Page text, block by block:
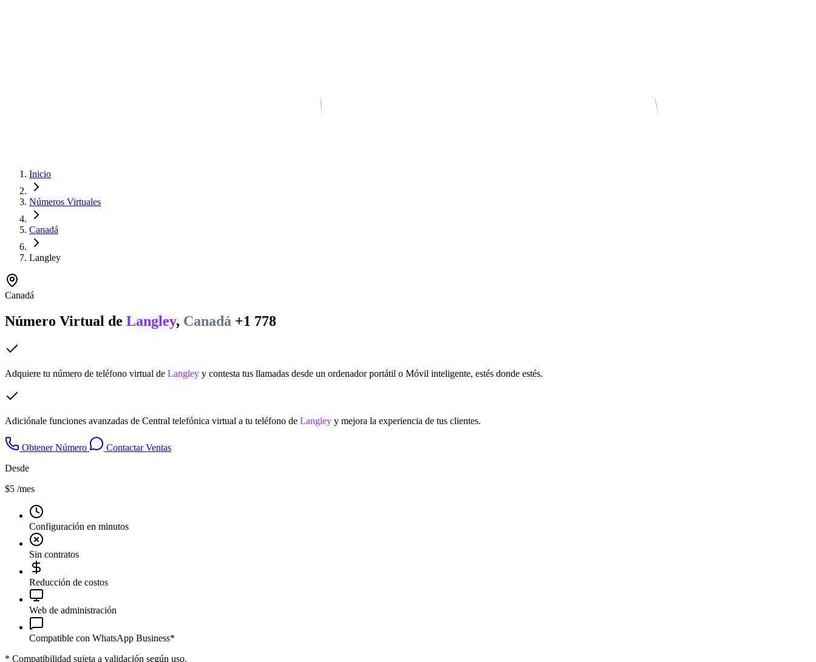
Inicio
Números Virtuales
Canadá
Langley
Canadá
Número Virtual de Langley, Canadá +1 778
Adquiere tu número de teléfono virtual de Langley y contesta tus llamadas desde un ordenador portátil o Móvil inteligente, estés donde estés.
Adiciónale funciones avanzadas de Central telefónica virtual a tu teléfono de Langley y mejora la experiencia de tus clientes.
Obtener Número
Contactar Ventas
Desde
$5 /mes
Configuración en minutos
Sin contratos
Reducción de costos
Web de administración
Compatible con WhatsApp Business*
* Compatibilidad sujeta a validación según uso.